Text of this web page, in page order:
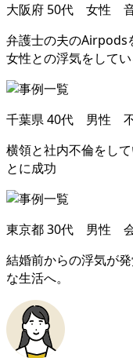
大阪府 50代 女性
弁護士の夫のAirpods
女性との浮気をして
千葉県40代 男性 不
横領と社内不倫をし
とに成功
東京都30代 男性
結婚前からの浮気が
な生活へ。